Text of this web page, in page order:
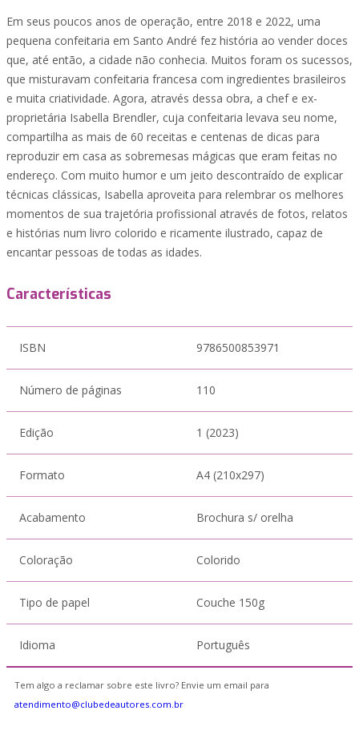
Em seus poucos anos de operação, entre 2018 e 2022, uma
pequena confeitaria em Santo André fez história ao vender doces
que, até então, a cidade não conhecia. Muitos foram os sucessos,
que misturavam confeitaria francesa com ingredientes brasileiros
e muita criatividade. Agora, através dessa obra, a chef e ex-
proprietária Isabella Brendler, cuja confeitaria levava seu nome,
compartilha as mais de 60 receitas e centenas de dicas para
reproduzir em casa as sobremesas mágicas que eram feitas no
endereço. Com muito humor e um jeito descontraído de explicar
técnicas clássicas, Isabella aproveita para relembrar os melhores
momentos de sua trajetória profissional através de fotos, relatos
e histórias num livro colorido e ricamente ilustrado, capaz de
encantar pessoas de todas as idades.
Características
ISBN 9786500853971
Número de páginas 110
Edição 1 (2023)
Formato A4 (210x297)
Acabamento Brochura s/ orelha
Coloração Colorido
Tipo de papel Couche 150g
Idioma Português
Tem algo a reclamar sobre este livro? Envie um email para
atendimento@clubedeautores.com.br